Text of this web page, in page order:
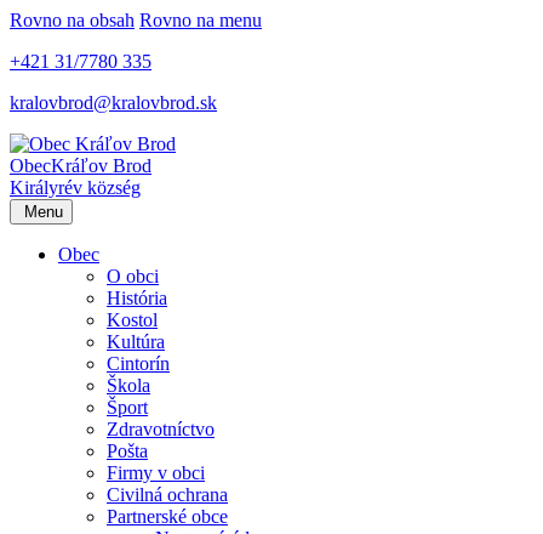
Rovno na obsah Rovno na menu
+421 31/7780 335
kralovbrod@kralovbrod.sk
ObecKráľov Brod
Királyrév község
Menu
Obec
O obci
História
Kostol
Kultúra
Cintorín
Škola
Šport
Zdravotníctvo
Pošta
Firmy v obci
Civilná ochrana
Partnerské obce